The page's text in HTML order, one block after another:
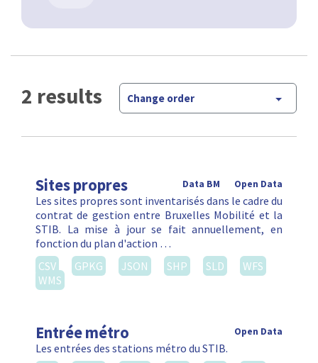
2 results Change order
Sites propres Open Data
Data BM
Les sites propres sont inventarisés dans le cadre du
contrat de gestion entre Bruxelles Mobilité et la
STIB. La mise à jour se fait annuellement, en
fonction du plan d'action …
CSV
GPKG JSON SHP SLD
WFS
WMS
Entrée métro Open Data
Les entrées des stations métro du STIB.